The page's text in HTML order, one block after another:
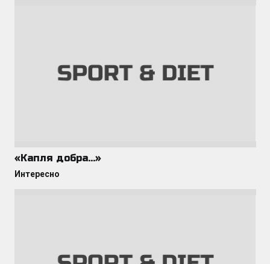
«Капля добра…»
Интересно